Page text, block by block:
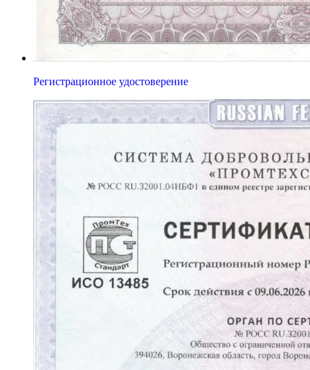
Регистрационное удостоверение